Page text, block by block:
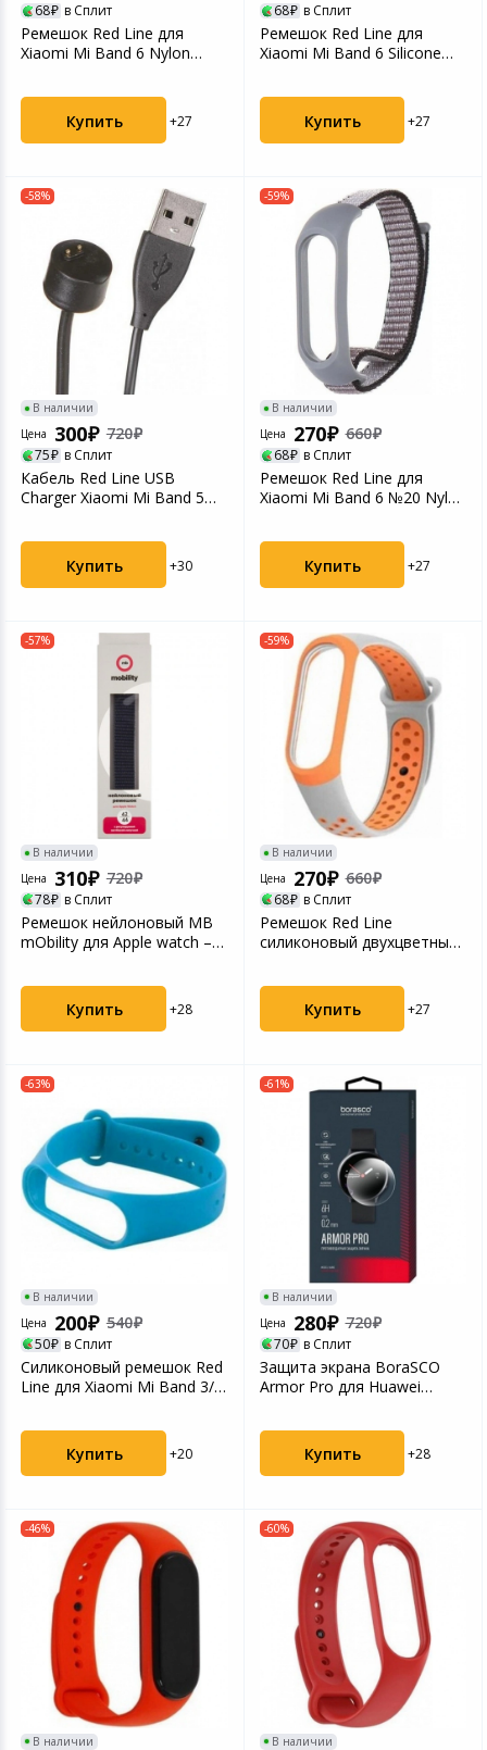
68 в Сплит
Ремешок Red Line для
Xiaomi Mi Band 6 Nylon
Купить +27
68 в Сплит
Ремешок Red Line для
Xiaomi Mi Band 6 Silicone
Купить +27
-58%
В наличии
Цена
300 720
75 в Сплит
Кабель Red Line USB
Charger Xiaomi Mi Band 5
Купить +30
-59%
В наличии
Цена
270 660
68 в Сплит
Ремешок Red Line для
Xiaomi Mi Band 6 №20 Nylon
Купить +27
-57%
В наличии
Цена
310 720
78 в Сплит
Ремешок нейлоновый MB
mObility для Apple watch –
Купить +28
-59%
В наличии
Цена
270 660
68 в Сплит
Ремешок Red Line
силиконовый двухцветный
Купить +27
-63%
В наличии
Цена
200 540
50 в Сплит
Силиконовый ремешок Red
Line для Xiaomi Mi Band 3/
Купить +20
-61%
В наличии
Цена
280 720
70 в Сплит
Защита экрана BoraSCO
Armor Pro для Huawei
Купить +28
-46%
В наличии
-60%
В наличии